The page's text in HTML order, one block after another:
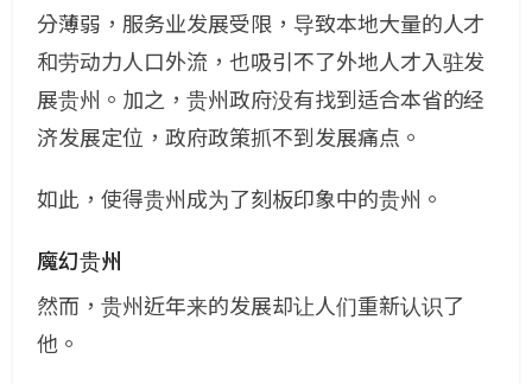
分薄弱，服务业发展受限，导致本地大量的人才
和劳动力人口外流，也吸引不了外地人才入驻发
展贵州。加之，贵州政府没有找到适合本省的经
济发展定位，政府政策抓不到发展痛点。
如此，使得贵州成为了刻板印象中的贵州。
魔幻贵州
然而，贵州近年来的发展却让人们重新认识了
他。